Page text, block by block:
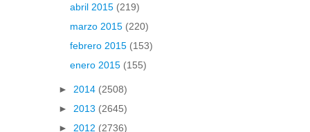
abril 2015 (219)
marzo 2015 (220)
febrero 2015 (153)
enero 2015 (155)
► 2014 (2508)
► 2013 (2645)
► 2012 (2736)